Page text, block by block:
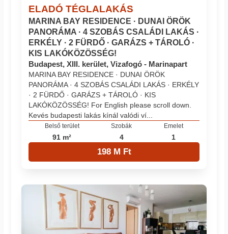
ELADÓ TÉGLALAKÁS
MARINA BAY RESIDENCE · DUNAI ÖRÖK
PANORÁMA · 4 SZOBÁS CSALÁDI LAKÁS ·
ERKÉLY · 2 FÜRDŐ · GARÁZS + TÁROLÓ ·
KIS LAKÓKÖZÖSSÉG!
Budapest, XIII. kerület, Vizafogó - Marinapart
MARINA BAY RESIDENCE · DUNAI ÖRÖK
PANORÁMA · 4 SZOBÁS CSALÁDI LAKÁS · ERKÉLY
· 2 FÜRDŐ · GARÁZS + TÁROLÓ · KIS
LAKÓKÖZÖSSÉG! For English please scroll down.
Kevés budapesti lakás kínál valódi ví...
Belső terület
91 m²
Szobák
4
Emelet
1
198 M Ft